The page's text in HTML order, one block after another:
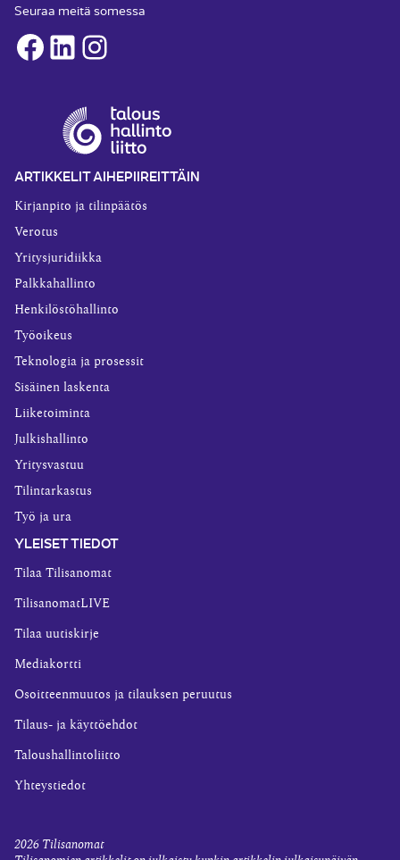
Seuraa meitä somessa
Facebook
LinkedInInstagram
ARTIKKELIT AIHEPIIREITTÄIN
Kirjanpito ja tilinpäätös
Verotus
Yritysjuridiikka
Palkkahallinto
Henkilöstöhallinto
Työoikeus
Teknologia ja prosessit
Sisäinen laskenta
Liiketoiminta
Julkishallinto
Yritysvastuu
Tilintarkastus
Työ ja ura
YLEISET TIEDOT
Tilaa Tilisanomat
TilisanomatLIVE
Tilaa uutiskirje
Mediakortti
Osoitteenmuutos ja tilauksen peruutus
Tilaus- ja käyttöehdot
Taloushallintoliitto
Yhteystiedot
2026 Tilisanomat